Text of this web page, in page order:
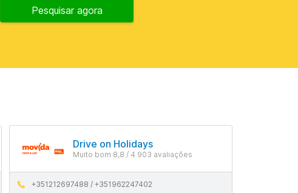
Pesquisar agora
Drive on Holidays
Muito bom 8,8 / 4 903 avaliações
+351212697488 / +351962247402